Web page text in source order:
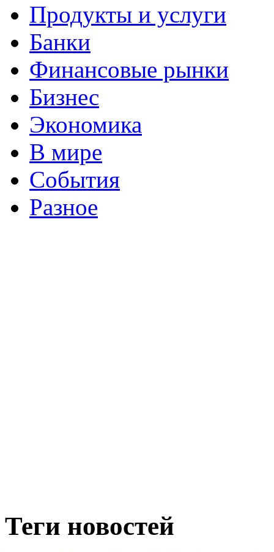
Продукты и услуги
Банки
Финансовые рынки
Бизнес
Экономика
В мире
События
Разное
Теги новостей